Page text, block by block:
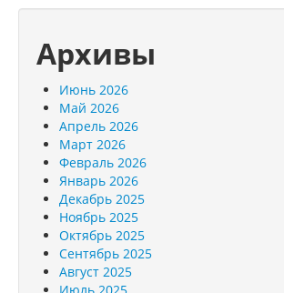
Архивы
Июнь 2026
Май 2026
Апрель 2026
Март 2026
Февраль 2026
Январь 2026
Декабрь 2025
Ноябрь 2025
Октябрь 2025
Сентябрь 2025
Август 2025